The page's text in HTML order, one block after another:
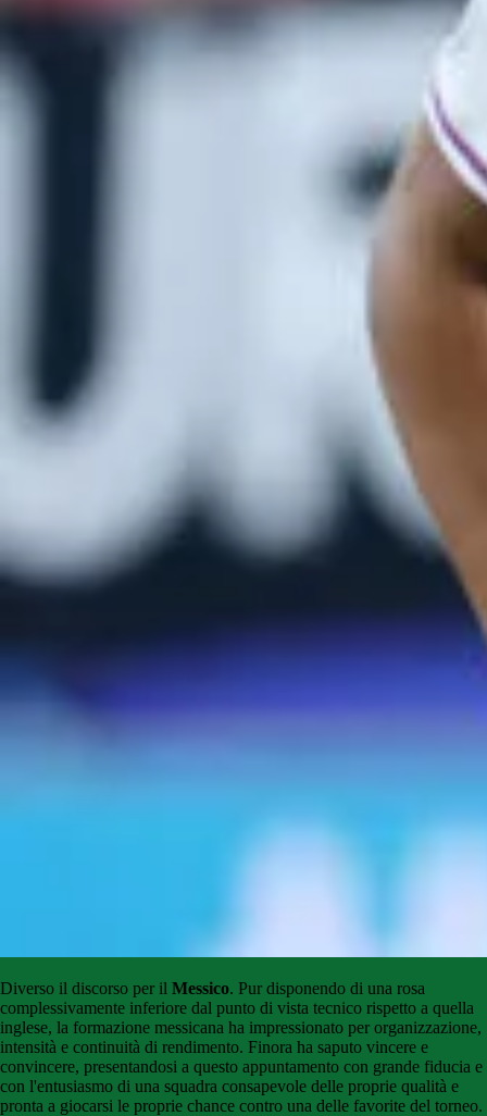
Diverso il discorso per il Messico. Pur disponendo di una rosa
complessivamente inferiore dal punto di vista tecnico rispetto a quella
inglese, la formazione messicana ha impressionato per organizzazione,
intensità e continuità di rendimento. Finora ha saputo vincere e
convincere, presentandosi a questo appuntamento con grande fiducia e
con l'entusiasmo di una squadra consapevole delle proprie qualità e
pronta a giocarsi le proprie chance contro una delle favorite del torneo.